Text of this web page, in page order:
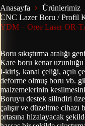
Anasayfa Ürünlerimiz
CNC Lazer Boru / Profil
YDM – Oree Laser OR-
Boru sıkıştırma aralığı
Kare boru kenar
I-kiriş, kanal çeliği, açılı
deforme olmuş boru vb.
malzemelerinin
Boruyu destek silindiri
çalışır ve düzeltme
ortasına hizalayacak